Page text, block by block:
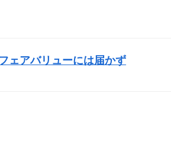
ェアバリューには届かず